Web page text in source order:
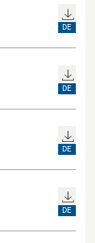
DE
DE
DE
DE